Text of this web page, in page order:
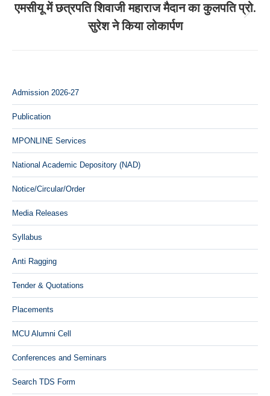
Next
post:
एमसीयू में छत्रपति शिवाजी महाराज मैदान का कुलपति प्रो.
सुरेश ने किया लोकार्पण
Admission 2026-27
Publication
MPONLINE Services
National Academic Depository (NAD)
Notice/Circular/Order
Media Releases
Syllabus
Anti Ragging
Tender & Quotations
Placements
MCU Alumni Cell
Conferences and Seminars
Search TDS Form